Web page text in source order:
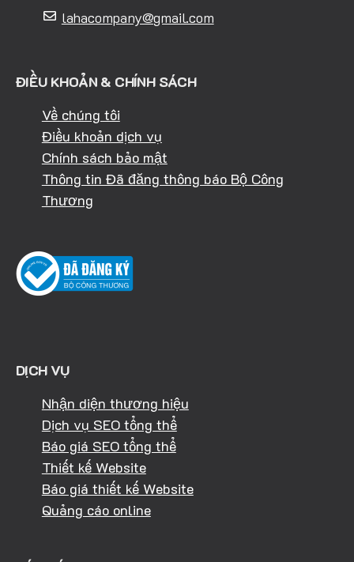
lahacompany@gmail.com
ĐIỀU KHOẢN & CHÍNH SÁCH
Về chúng tôi
Điều khoản dịch vụ
Chính sách bảo mật
Thông tin Đã đăng thông báo Bộ Công
Thương
DỊCH VỤ
Nhận diện thương hiệu
Dịch vụ SEO tổng thể
Báo giá SEO tổng thể
Thiết kế Website
Báo giá thiết kế Website
Quảng cáo online